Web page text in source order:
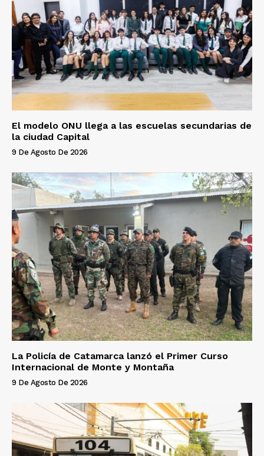
El modelo ONU llega a las escuelas secundarias de
la ciudad Capital
9 De Agosto De 2026
La Policía de Catamarca lanzó el Primer Curso
Internacional de Monte y Montaña
9 De Agosto De 2026